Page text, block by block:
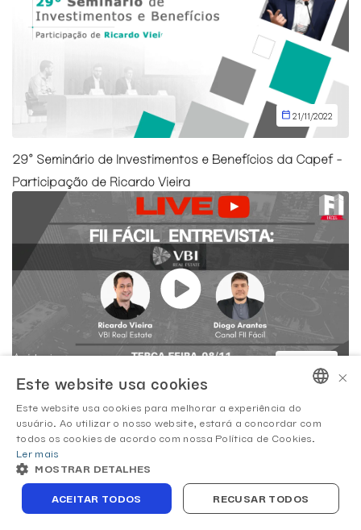
21/11/2022
29° Seminário de Investimentos e Benefícios da Capef -
Participação de Ricardo Vieira
FII Fácil - Ricardo Vieira & Diogo Arantes
PORTUGUESE
ENGLISH
×
Este website usa cookies
Este website usa cookies para melhorar a experiência do
usuário. Ao utilizar o nosso website, estará a concordar com
todos os cookies de acordo com nossa Política de Cookies.
Ler mais
MOSTRAR DETALHES
ACEITAR TODOS
RECUSAR TODOS